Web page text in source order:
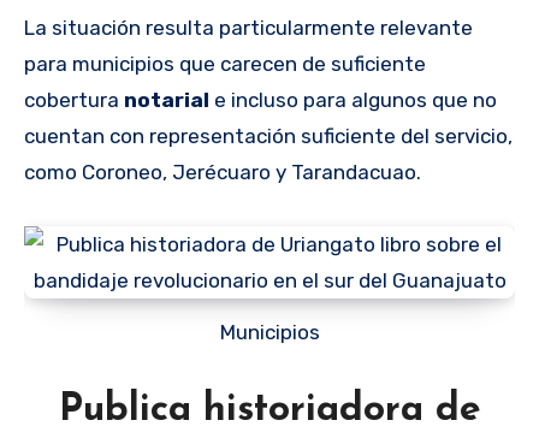
La situación resulta particularmente relevante
para municipios que carecen de suficiente
cobertura notarial e incluso para algunos que no
cuentan con representación suficiente del servicio,
como Coroneo, Jerécuaro y Tarandacuao.
Municipios
Publica historiadora de